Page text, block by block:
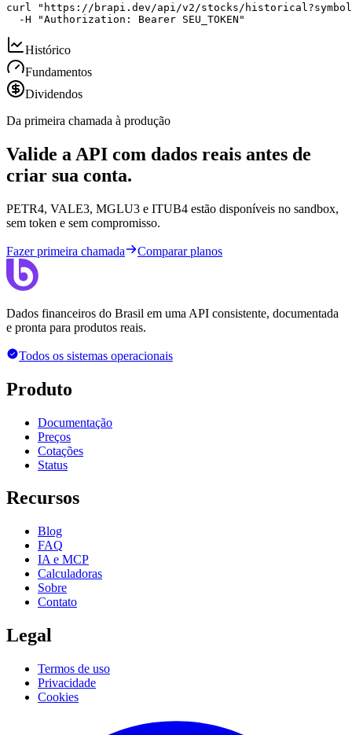
curl "https://brapi.dev/api/v2/stocks/
  -H "Authorization: Bearer SEU_TOKEN"
Histórico
Fundamentos
Dividendos
Da primeira chamada à produção
Valide a API com dados reais antes de
criar sua conta.
PETR4, VALE3, MGLU3 e ITUB4 estão disponíveis no sandbox,
sem token e sem compromisso.
Fazer primeira chamada Comparar planos
Dados financeiros do Brasil em uma API consistente, documentada
e pronta para produtos reais.
Todos os sistemas operacionais
Produto
Documentação
Preços
Cotações
Status
Recursos
Blog
FAQ
IA e MCP
Calculadoras
Sobre
Contato
Legal
Termos de uso
Privacidade
Cookies